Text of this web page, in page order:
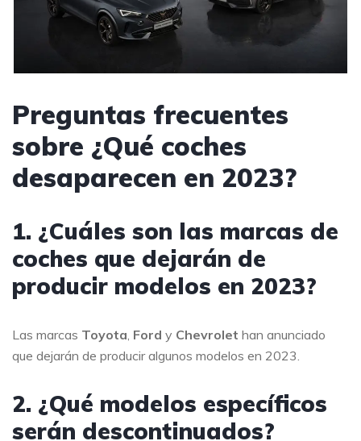
Preguntas frecuentes
sobre ¿Qué coches
desaparecen en 2023?
1. ¿Cuáles son las marcas de
coches que dejarán de
producir modelos en 2023?
Las marcas Toyota, Ford y Chevrolet han anunciado
que dejarán de producir algunos modelos en 2023.
2. ¿Qué modelos específicos
serán descontinuados?